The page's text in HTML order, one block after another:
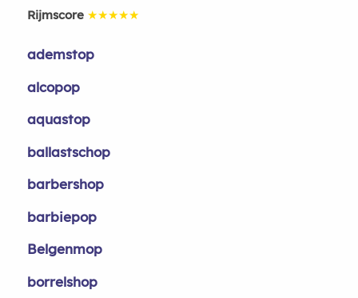
Rijmscore ★★★★★
ademstop
alcopop
aquastop
ballastschop
barbershop
barbiepop
Belgenmop
borrelshop